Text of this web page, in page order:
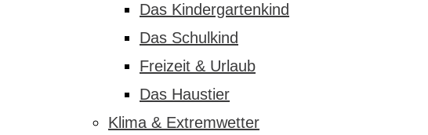
Das Kindergartenkind
Das Schulkind
Freizeit & Urlaub
Das Haustier
Klima & Extremwetter